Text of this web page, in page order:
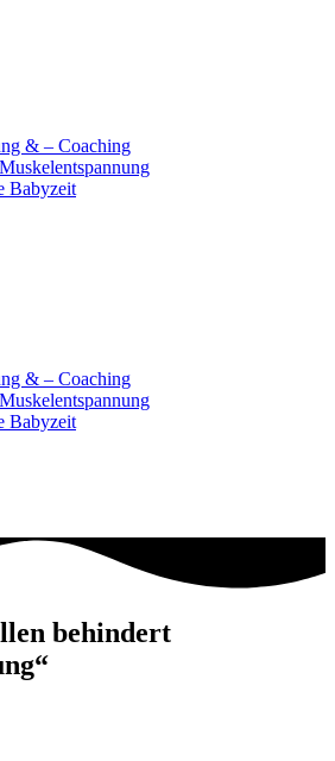
& – Coaching
Babyzeit
& – Coaching
Babyzeit
behindert